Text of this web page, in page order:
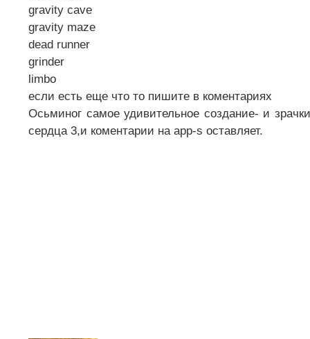
gravity cave
gravity maze
dead runner
grinder
limbo
если есть еще что то пишите в коментариях
Осьминог самое удивительное создание- и
сердца 3,и коментарии на app-s оставляет.